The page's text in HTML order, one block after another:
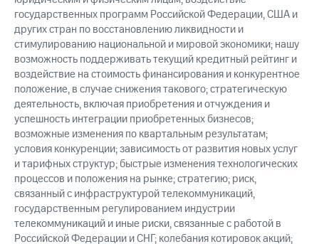
государственных программ Российской Федерации, США и
других стран по восстановлению ликвидности и
стимулированию национальной и мировой экономики; нашу
возможность поддерживать текущий кредитный рейтинг и
воздействие на стоимость финансирования и конкурентное
положение, в случае снижения такового; стратегическую
деятельность, включая приобретения и отчуждения и
успешность интеграции приобретенных бизнесов;
возможные изменения по квартальным результатам;
условия конкуренции; зависимость от развития новых услуг
и тарифных структур; быстрые изменения технологических
процессов и положения на рынке; стратегию; риск,
связанный с инфраструктурой телекоммуникаций,
государственным регулированием индустрии
телекоммуникаций и иные риски, связанные с работой в
Российской Федерации и СНГ; колебания котировок акций;